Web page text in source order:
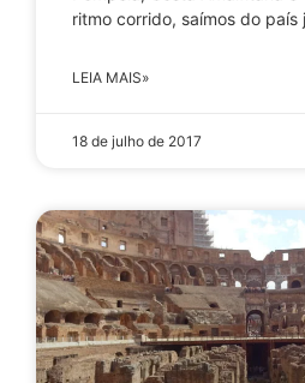
ritmo corrido, saímos do país
LEIA MAIS»
18 de julho de 2017